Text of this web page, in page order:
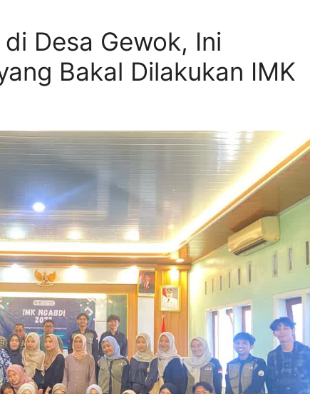
Desa Gewok, Ini
Bakal Dilakukan IMK